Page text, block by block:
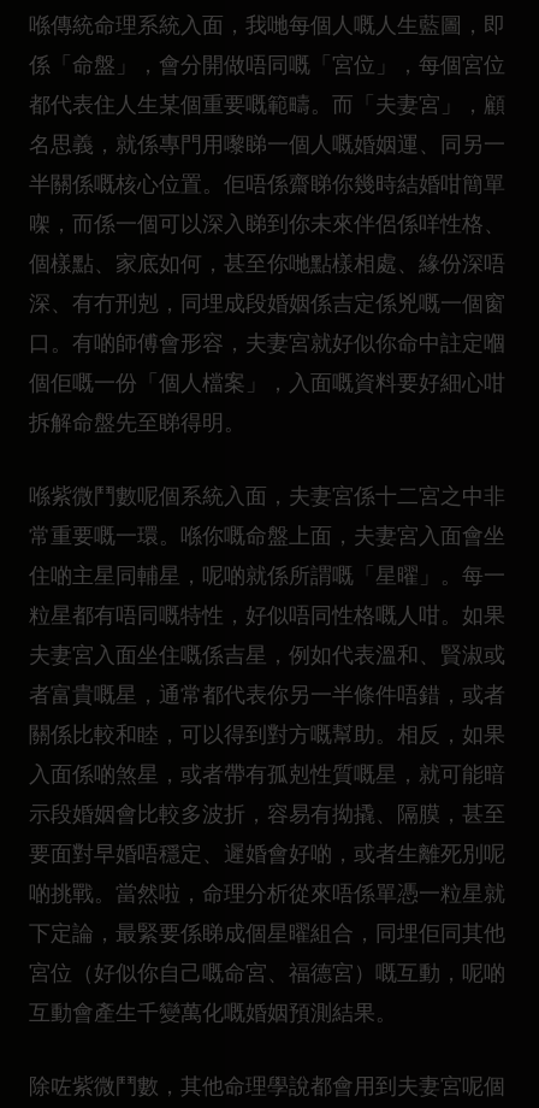
喺傳統命理系統入面，我哋每個人嘅人生藍圖，即
係「命盤」，會分開做唔同嘅「宮位」，每個宮位
都代表住人生某個重要嘅範疇。而「夫妻宮」，顧
名思義，就係專門用嚟睇一個人嘅婚姻運、同另一
半關係嘅核心位置。佢唔係齋睇你幾時結婚咁簡單
㗎，而係一個可以深入睇到你未來伴侶係咩性格、
個樣點、家底如何，甚至你哋點樣相處、緣份深唔
深、有冇刑剋，同埋成段婚姻係吉定係兇嘅一個窗
口。有啲師傅會形容，夫妻宮就好似你命中註定嗰
個佢嘅一份「個人檔案」，入面嘅資料要好細心咁
拆解命盤先至睇得明。
喺紫微鬥數呢個系統入面，夫妻宮係十二宮之中非
常重要嘅一環。喺你嘅命盤上面，夫妻宮入面會坐
住啲主星同輔星，呢啲就係所謂嘅「星曜」。每一
粒星都有唔同嘅特性，好似唔同性格嘅人咁。如果
夫妻宮入面坐住嘅係吉星，例如代表溫和、賢淑或
者富貴嘅星，通常都代表你另一半條件唔錯，或者
關係比較和睦，可以得到對方嘅幫助。相反，如果
入面係啲煞星，或者帶有孤剋性質嘅星，就可能暗
示段婚姻會比較多波折，容易有拗撬、隔膜，甚至
要面對早婚唔穩定、遲婚會好啲，或者生離死別呢
啲挑戰。當然啦，命理分析從來唔係單憑一粒星就
下定論，最緊要係睇成個星曜組合，同埋佢同其他
宮位（好似你自己嘅命宮、福德宮）嘅互動，呢啲
互動會產生千變萬化嘅婚姻預測結果。
除咗紫微鬥數，其他命理學說都會用到夫妻宮呢個